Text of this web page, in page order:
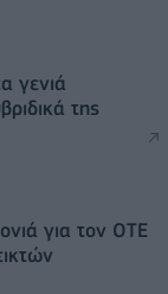
γενιά
της
για τον ΟΤΕ